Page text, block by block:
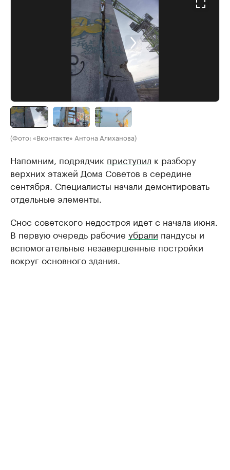
(Фото: «Вконтакте» Антона Алиханова)
Напомним, подрядчик приступил к разбору
верхних этажей Дома Советов в середине
сентября. Специалисты начали демонтировать
отдельные элементы.
Снос советского недостроя идет с начала июня.
В первую очередь рабочие убрали пандусы и
вспомогательные незавершенные постройки
вокруг основного здания.